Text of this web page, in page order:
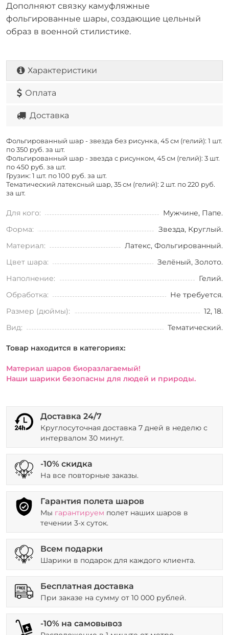
Дополняют связку камуфляжные
фольгированные шары, создающие цельный
образ в военной стилистике.
Характеристики
Оплата
Доставка
Фольгированный шар - звезда без рисунка, 45 см (гелий): 1 шт.
по 350 руб. за шт.
Фольгированный шар - звезда с рисунком, 45 см (гелий): 3 шт.
по 450 руб. за шт.
Грузик: 1 шт. по 100 руб. за шт.
Тематический латексный шар, 35 см (гелий): 2 шт. по 220 руб.
за шт.
Для кого:
Мужчине, Папе.
Форма:
Звезда, Круглый.
Материал:
Латекс, Фольгированный.
Цвет шара:
Зелёный, Золото.
Наполнение:
Гелий.
Обработка:
Не требуется.
Размер (дюймы):
12, 18.
Вид:
Тематический.
Товар находится в категориях:
Материал шаров биоразлагаемый!
Наши шарики безопасны для людей и природы.
Доставка 24/7
Круглосуточная доставка 7 дней в неделю с
интервалом 30 минут.
-10% скидка
На все повторные заказы.
Гарантия полета шаров
Мы гарантируем полет наших шаров в
течении 3-х суток.
Всем подарки
Шарики в подарок для каждого клиента.
Бесплатная доставка
При заказе на сумму от 10 000 рублей.
-10% на самовывоз